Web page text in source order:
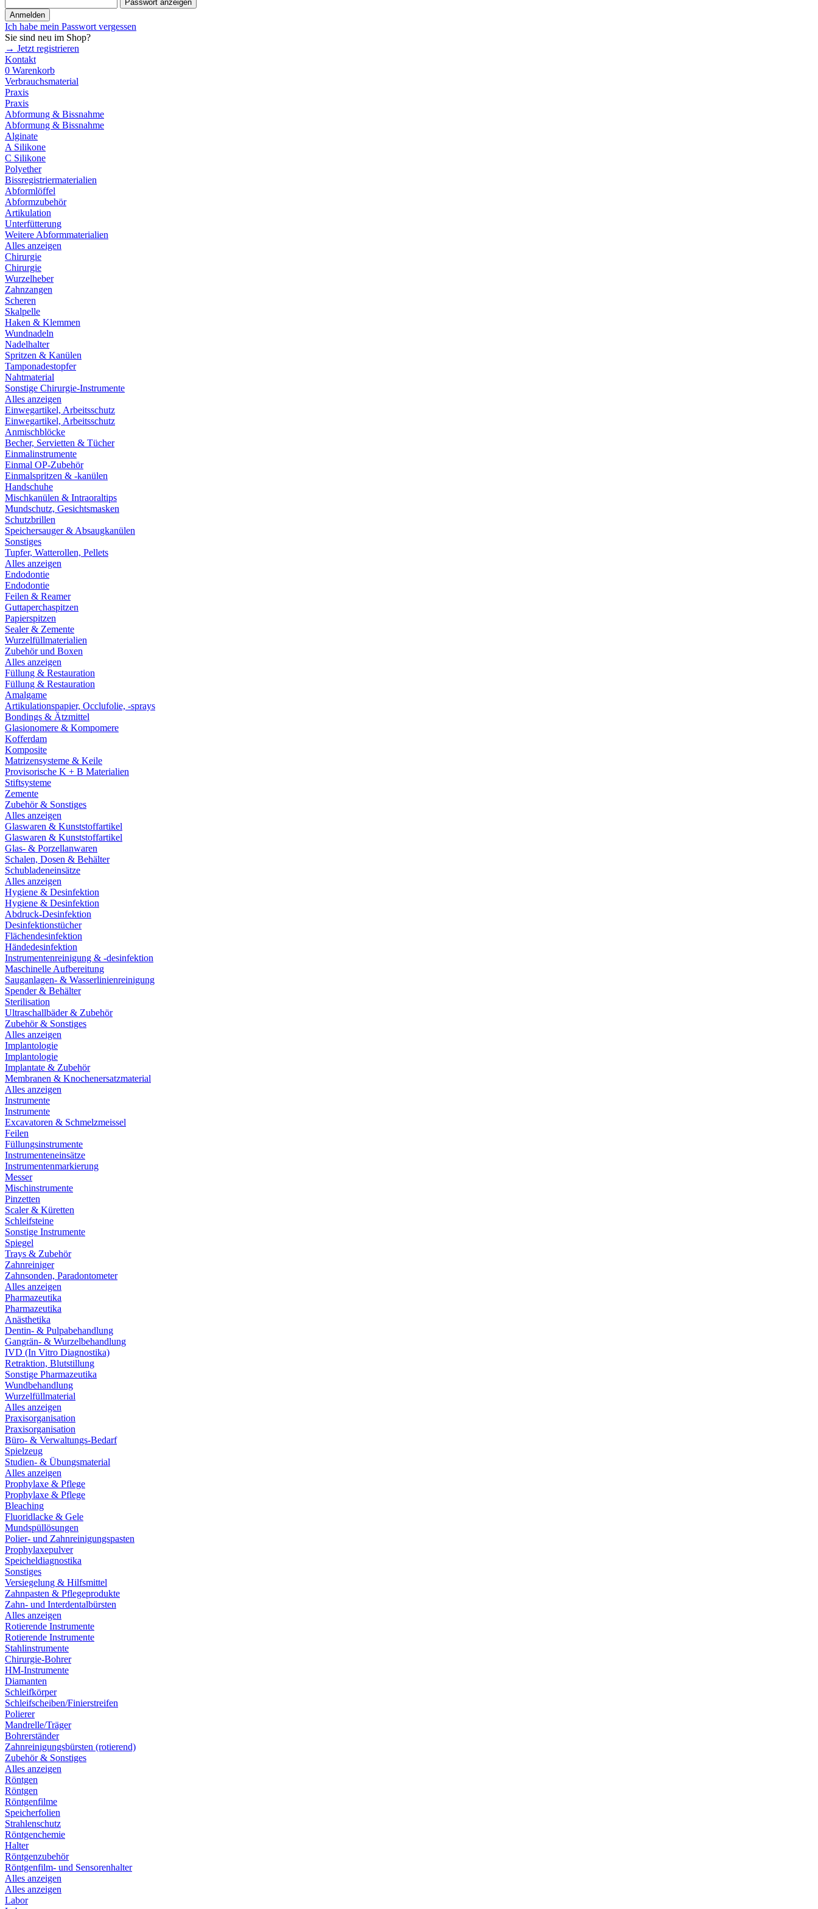
Passwort anzeigen
Anmelden
Ich habe mein Passwort vergessen
Sie sind neu im Shop?
→ Jetzt registrieren
Kontakt
0 Warenkorb
Verbrauchsmaterial
Praxis
Praxis
Abformung & Bissnahme
Abformung & Bissnahme
Alginate
A Silikone
C Silikone
Polyether
Bissregistriermaterialien
Abformlöffel
Abformzubehör
Artikulation
Unterfütterung
Weitere Abformmaterialien
Alles anzeigen
Chirurgie
Chirurgie
Wurzelheber
Zahnzangen
Scheren
Skalpelle
Haken & Klemmen
Wundnadeln
Nadelhalter
Spritzen & Kanülen
Tamponadestopfer
Nahtmaterial
Sonstige Chirurgie-Instrumente
Alles anzeigen
Einwegartikel, Arbeitsschutz
Einwegartikel, Arbeitsschutz
Anmischblöcke
Becher, Servietten & Tücher
Einmalinstrumente
Einmal OP-Zubehör
Einmalspritzen & -kanülen
Handschuhe
Mischkanülen & Intraoraltips
Mundschutz, Gesichtsmasken
Schutzbrillen
Speichersauger & Absaugkanülen
Sonstiges
Tupfer, Watterollen, Pellets
Alles anzeigen
Endodontie
Endodontie
Feilen & Reamer
Guttaperchaspitzen
Papierspitzen
Sealer & Zemente
Wurzelfüllmaterialien
Zubehör und Boxen
Alles anzeigen
Füllung & Restauration
Füllung & Restauration
Amalgame
Artikulationspapier, Occlufolie, -sprays
Bondings & Ätzmittel
Glasionomere & Kompomere
Kofferdam
Komposite
Matrizensysteme & Keile
Provisorische K + B Materialien
Stiftsysteme
Zemente
Zubehör & Sonstiges
Alles anzeigen
Glaswaren & Kunststoffartikel
Glaswaren & Kunststoffartikel
Glas- & Porzellanwaren
Schalen, Dosen & Behälter
Schubladeneinsätze
Alles anzeigen
Hygiene & Desinfektion
Hygiene & Desinfektion
Abdruck-Desinfektion
Desinfektionstücher
Flächendesinfektion
Händedesinfektion
Instrumentenreinigung & -desinfektion
Maschinelle Aufbereitung
Sauganlagen- & Wasserlinienreinigung
Spender & Behälter
Sterilisation
Ultraschallbäder & Zubehör
Zubehör & Sonstiges
Alles anzeigen
Implantologie
Implantologie
Implantate & Zubehör
Membranen & Knochenersatzmaterial
Alles anzeigen
Instrumente
Instrumente
Excavatoren & Schmelzmeissel
Feilen
Füllungsinstrumente
Instrumenteneinsätze
Instrumentenmarkierung
Messer
Mischinstrumente
Pinzetten
Scaler & Küretten
Schleifsteine
Sonstige Instrumente
Spiegel
Trays & Zubehör
Zahnreiniger
Zahnsonden, Paradontometer
Alles anzeigen
Pharmazeutika
Pharmazeutika
Anästhetika
Dentin- & Pulpabehandlung
Gangrän- & Wurzelbehandlung
IVD (In Vitro Diagnostika)
Retraktion, Blutstillung
Sonstige Pharmazeutika
Wundbehandlung
Wurzelfüllmaterial
Alles anzeigen
Praxisorganisation
Praxisorganisation
Büro- & Verwaltungs-Bedarf
Spielzeug
Studien- & Übungsmaterial
Alles anzeigen
Prophylaxe & Pflege
Prophylaxe & Pflege
Bleaching
Fluoridlacke & Gele
Mundspüllösungen
Polier- und Zahnreinigungspasten
Prophylaxepulver
Speicheldiagnostika
Sonstiges
Versiegelung & Hilfsmittel
Zahnpasten & Pflegeprodukte
Zahn- und Interdentalbürsten
Alles anzeigen
Rotierende Instrumente
Rotierende Instrumente
Stahlinstrumente
Chirurgie-Bohrer
HM-Instrumente
Diamanten
Schleifkörper
Schleifscheiben/Finierstreifen
Polierer
Mandrelle/Träger
Bohrerständer
Zahnreinigungsbürsten (rotierend)
Zubehör & Sonstiges
Alles anzeigen
Röntgen
Röntgen
Röntgenfilme
Speicherfolien
Strahlenschutz
Röntgenchemie
Halter
Röntgenzubehör
Röntgenfilm- und Sensorenhalter
Alles anzeigen
Alles anzeigen
Labor